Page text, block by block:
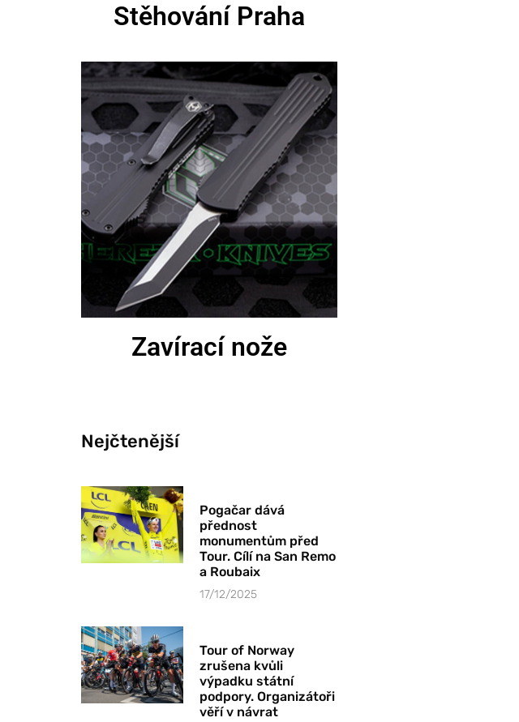
Stěhování Praha
Zavírací nože
Nejčtenější
Pogačar dává
přednost
monumentům před
Tour. Cílí na San Remo
a Roubaix
17/12/2025
Tour of Norway
zrušena kvůli
výpadku státní
podpory. Organizátoři
věří v návrat